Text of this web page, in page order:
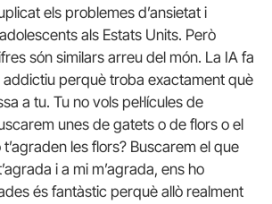
els problemes d’ansietat i
als Estats Units. Però
són similars arreu del món. La IA fa
addictiu perquè troba exactament què
a tu. Tu no vols pel·lícules de
unes de gatets o de flors o el
les flors? Buscarem el que
i a mi m’agrada, ens ho
és fantàstic perquè allò realment